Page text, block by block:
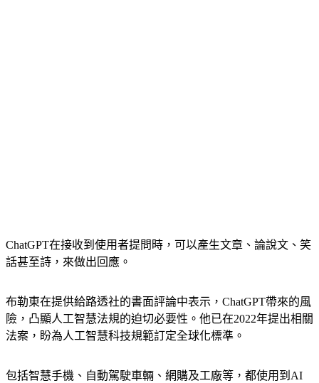
ChatGPT在接收到使用者提問時，可以產生文章、論說文、笑
話甚至詩，來做出回應。
布勒東在提供給路透社的書面評論中表示，ChatGPT帶來的風
險，凸顯人工智慧法規的迫切必要性。他已在2022年提出相關
法案，盼為人工智慧科技規範訂定全球化標準。
包括智慧手機、自動駕駛車輛、網購及工廠等，都使用到AI